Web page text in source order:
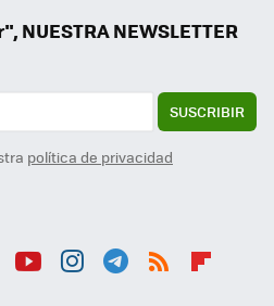
NEWSLETTER
SUSCRIBIR
política de privacidad